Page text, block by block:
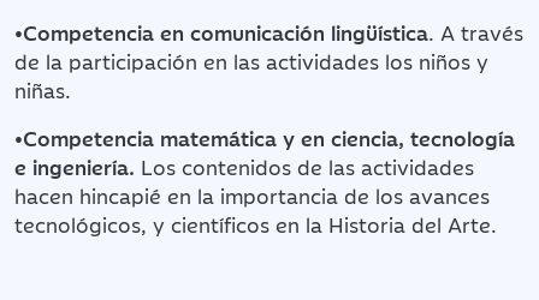
•Competencia en comunicación lingüística. A través
de la participación en las actividades los niños y
niñas.
•Competencia matemática y en ciencia, tecnología
e ingeniería. Los contenidos de las actividades
hacen hincapié en la importancia de los avances
tecnológicos, y científicos en la Historia del Arte.